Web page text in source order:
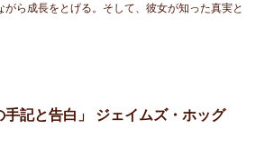
ら成長をとげる。そして、彼女が知った真実と
手記と告白」 ジェイムズ・ホッグ